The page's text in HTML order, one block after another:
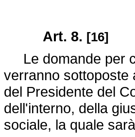
Art. 8. [16]
Le domande per
verranno sottoposte
del Presidente del
dell'interno, della
sociale, la quale